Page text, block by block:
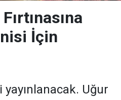
İçin
Uğur